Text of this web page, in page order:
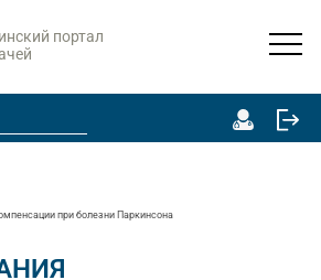
портал
при болезни Паркинсона